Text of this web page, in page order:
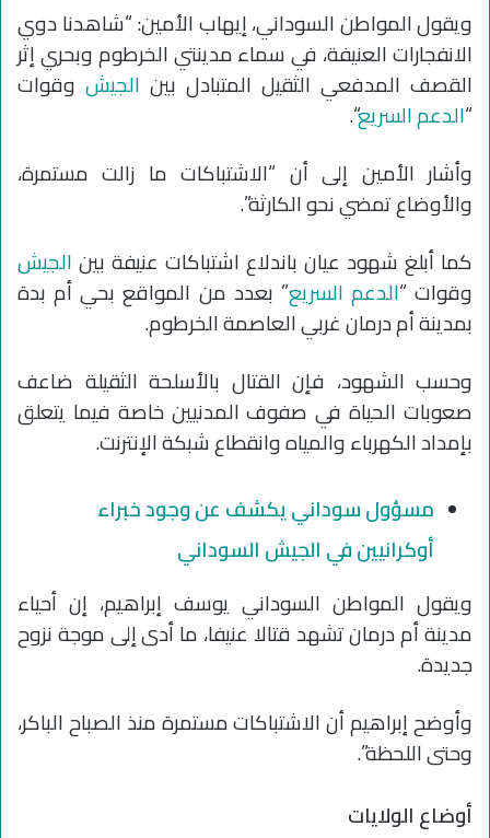
ويقول المواطن السوداني، إيهاب الأمين: “شاهدنا دوي
الانفجارات العنيفة، في سماء مدينتي الخرطوم وبحري إثر
القصف المدفعي الثقيل المتبادل بين الجيش وقوات
“الدعم السريع“.
وأشار الأمين إلى أن “الاشتباكات ما زالت مستمرة،
والأوضاع تمضي نحو الكارثة”.
كما أبلغ شهود عيان باندلاع اشتباكات عنيفة بين الجيش
وقوات “الدعم السريع” بعدد من المواقع بحي أم بدة
بمدينة أم درمان غربي العاصمة الخرطوم.
وحسب الشهود، فإن القتال بالأسلحة الثقيلة ضاعف
صعوبات الحياة في صفوف المدنيين خاصة فيما يتعلق
بإمداد الكهرباء والمياه وانقطاع شبكة الإنترنت.
مسؤول سوداني يكشف عن وجود خبراء
أوكرانيين في الجيش السوداني
ويقول المواطن السوداني يوسف إبراهيم، إن أحياء
مدينة أم درمان تشهد قتالا عنيفا، ما أدى إلى موجة نزوح
جديدة.
وأوضح إبراهيم أن الاشتباكات مستمرة منذ الصباح الباكر،
وحتى اللحظة”.
أوضاع الولايات